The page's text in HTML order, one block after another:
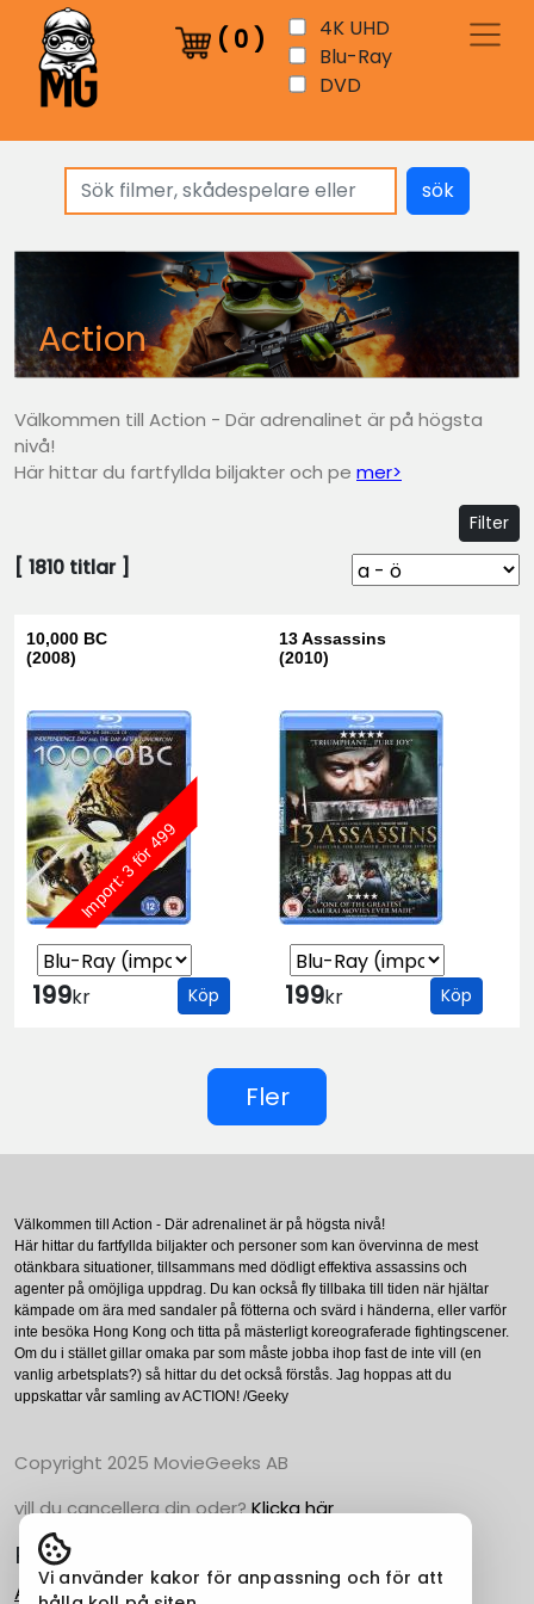
( 0 )
4K UHD
Blu-Ray
DVD
sök
Action
Välkommen till Action - Där adrenalinet är på högsta
nivå!
Här hittar du fartfyllda biljakter och pe mer>
Filter
[ 1810 titlar ]
10,000 BC
(2008)
Import: 3 för 499
199kr Köp
13 Assassins
(2010)
199kr Köp
Fler
Välkommen till Action - Där adrenalinet är på högsta nivå!
Här hittar du fartfyllda biljakter och personer som kan övervinna de mest
otänkbara situationer, tillsammans med dödligt effektiva assassins och
agenter på omöjliga uppdrag. Du kan också fly tillbaka till tiden när hjältar
kämpade om ära med sandaler på fötterna och svärd i händerna, eller varför
inte besöka Hong Kong och titta på mästerligt koreograferade fightingscener.
Om du i stället gillar omaka par som måste jobba ihop fast de inte vill (en
vanlig arbetsplats?) så hittar du det också förstås. Jag hoppas att du
uppskattar vår samling av ACTION! /Geeky
Copyright 2025 MovieGeeks AB
vill du cancellera din oder?Klicka här
Populära Kategorier
Action
Vi använder kakor för anpassning och för att